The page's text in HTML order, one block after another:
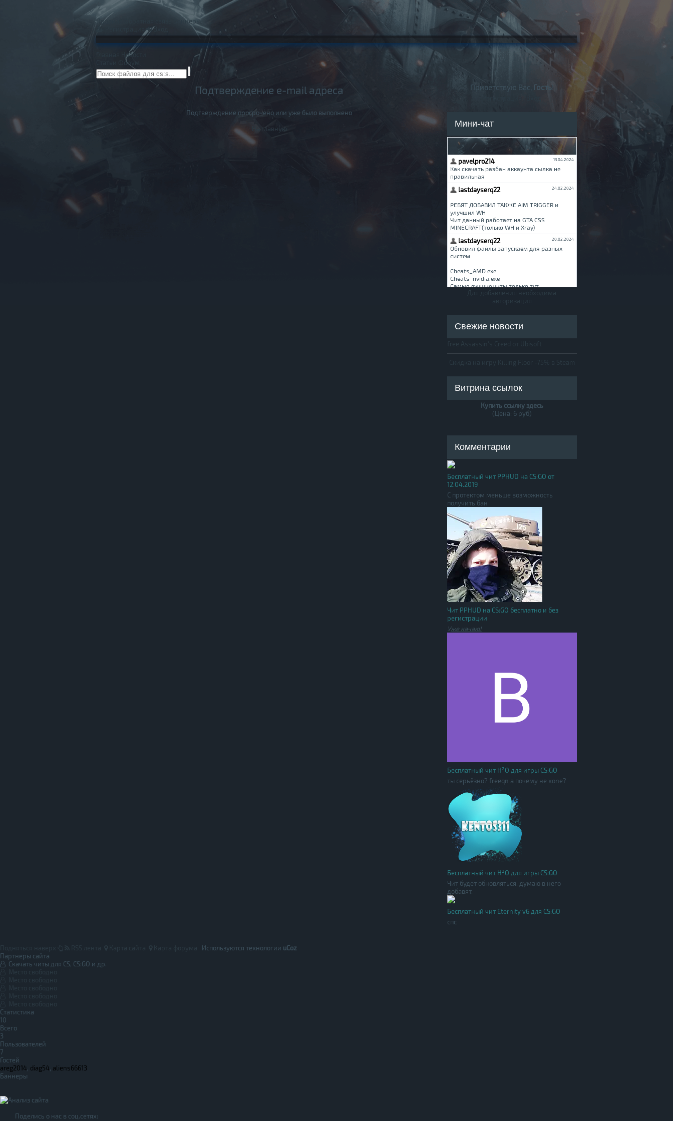
Правила
Баннеры
Вход
Новости
Форум
Подтверждение e-mail адреса
Подтверждение просрочено или уже было выполнено
На главную
Приветствую Вас, Гость!
Мини-чат
Свежие новости
Витрина ссылок
Купить ссылку здесь
(Цена: 6 руб)
Комментарии
Бесплатный чит PPHUD на CS:GO от
12.04.2019
С протектом меньше возможность
получить бан
Чит PPHUD на CS:GO бесплатно и без
регистрации
Уже качаю!
Бесплатный чит H²O для игры CS:GO
ты серьёзно? freeqn а почему не xone?
Бесплатный чит H²O для игры CS:GO
Чит будет обновляться, думаю в него
добавят.
Бесплатный чит Eternity v6 для CS:GO
спс
Используются технологии uCoz
Партнеры сайта
Скачать читы для CS, CS:GO и др.
Статистика
10
Всего
3
Пользователей
7
Гостей
areg2014, diag54, aliens66613
Баннеры
Поделись о нас в соц.сетях: